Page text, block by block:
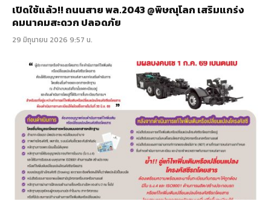
เปิดใช้แล้ว!! ถนนสาย พล.2043 @พิษณุโลก เสริมแกร่ง
คมนาคมสะดวก ปลอดภัย
29 มิถุนายน 2026 9:57 น.